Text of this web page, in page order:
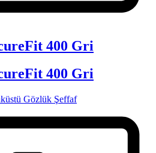
400 Gri
400 Gri